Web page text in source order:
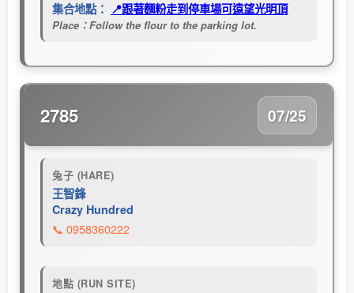
集合地點： 📍跟著麵粉走到停車場可遠望光明頂
Place：Follow the flour to the parking lot.
2785 07/25
兔子 (HARE)
王智鋒
Crazy Hundred
📞 0958360222
地點 (RUN SITE)